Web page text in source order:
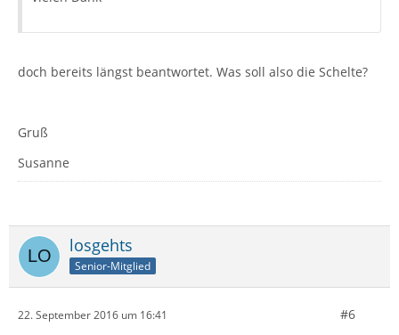
doch bereits längst beantwortet. Was soll also die Schelte?
Gruß
Susanne
losgehts
Senior-Mitglied
22. September 2016 um 16:41 #6